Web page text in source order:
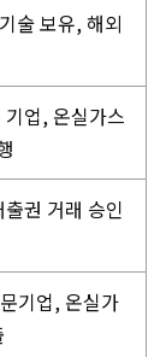
술 보유, 해외
업, 온실가스
권 거래 승인
기업, 온실가